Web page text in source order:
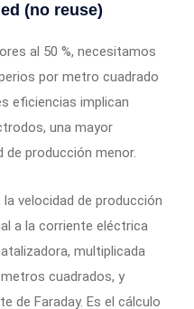
(no reuse)
al 50 %, necesitamos
por metro cuadrado
eficiencias implican
una mayor
de producción menor.
velocidad de producción
a la corriente eléctrica
multiplicada
cuadrados, y
de Faraday. Es el cálculo